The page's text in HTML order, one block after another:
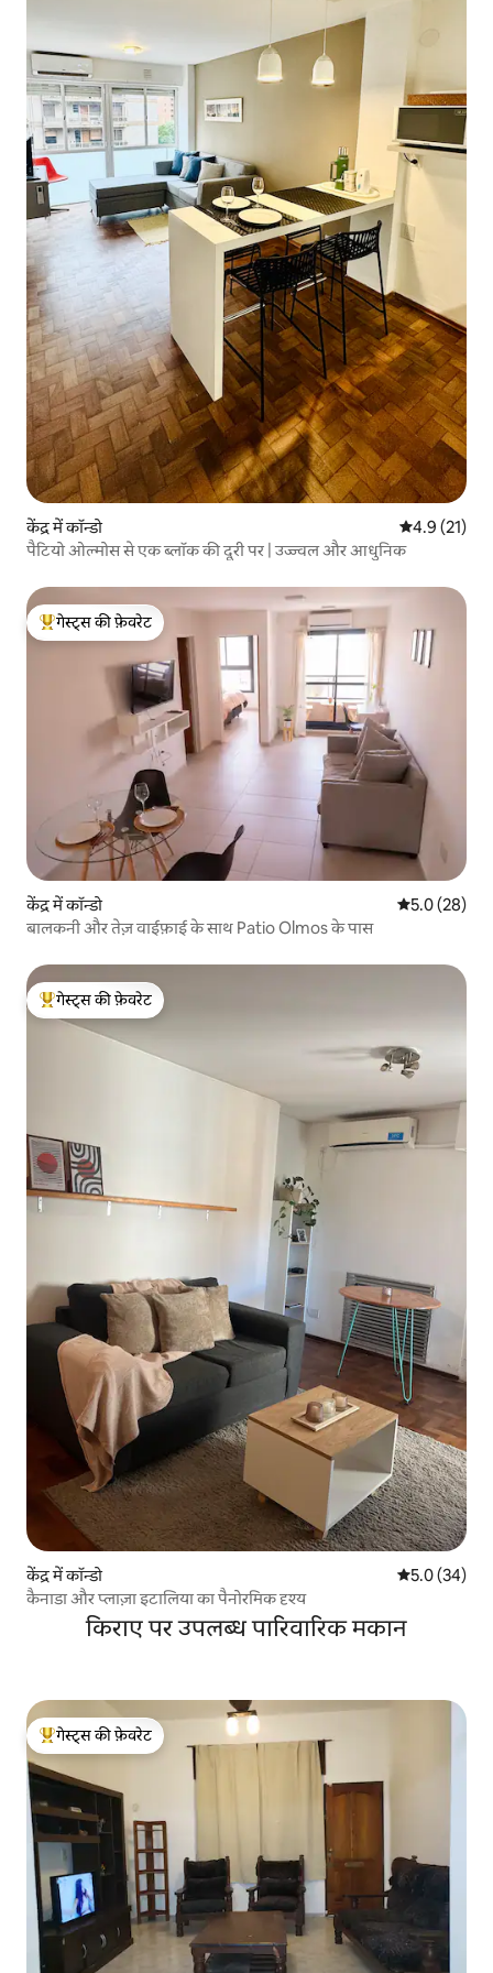
केंद्र में कॉन्डो औसत रेटिंग 5
4.9 (21)
पैटियो ओल्मोस से एक ब्लॉक की दूरी पर | उज्ज्वल और आधुनिक
गेस्ट्स का टॉप फ़ेवरेट
गेस्ट्स की फ़ेवरेट
केंद्र में कॉन्डो औसत रेटिंग 5
5.0 (28)
बालकनी और तेज़ वाईफ़ाई के साथ Patio Olmos के पास
गेस्ट्स का टॉप फ़ेवरेट
गेस्ट्स की फ़ेवरेट
केंद्र में कॉन्डो औसत रेटिंग 5
5.0 (34)
कैनाडा और प्लाज़ा इटालिया का पैनोरमिक दृश्य
किराए पर उपलब्ध पारिवारिक मकान
गेस्ट्स का टॉप फ़ेवरेट
गेस्ट्स की फ़ेवरेट